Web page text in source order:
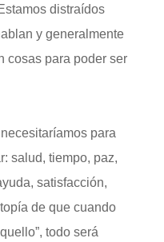
distraídos
y generalmente
cosas para poder ser
para
salud, tiempo, paz,
satisfacción,
de que cuando
todo será